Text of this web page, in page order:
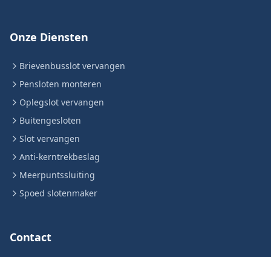
Onze Diensten
Brievenbusslot vervangen
Pensloten monteren
Oplegslot vervangen
Buitengesloten
Slot vervangen
Anti-kerntrekbeslag
Meerpuntssluiting
Spoed slotenmaker
Contact